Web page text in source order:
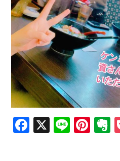
Facebook
X Line